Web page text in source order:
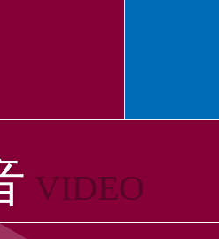
VIDEO
演唱會帶回家｜AI元年
度！